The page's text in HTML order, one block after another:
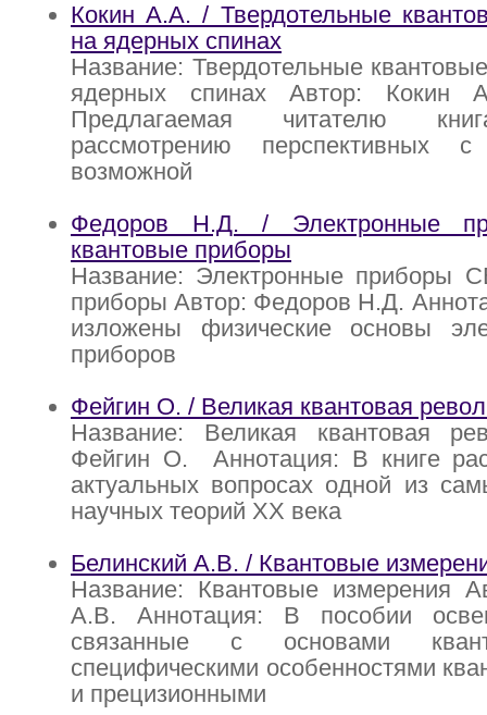
Кокин А.А. / Твердотельные
на ядерных спинах
Название: Твердотельные
ядерных спинах Автор: Кокин
Предлагаемая читателю
рассмотрению перспективных
возможной
Федоров Н.Д. / Электронные
квантовые приборы
Название: Электронные приборы
приборы Автор: Федоров Н.Д.
изложены физические основы
приборов
Фейгин О. / Великая квантовая
Название: Великая квантовая
Фейгин О. Аннотация: В книге
актуальных вопросах одной из
научных теорий XX века
Белинский А.В. / Квантовые
Название: Квантовые измерения
А.В. Аннотация: В пособии
связанные с основами
специфическими особенностями
и прецизионными